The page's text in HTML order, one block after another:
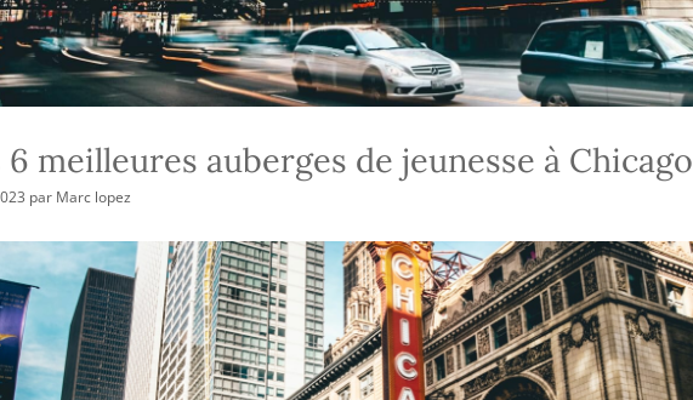
6 meilleures auberges de jeunesse à Chicago
par Marc lopez